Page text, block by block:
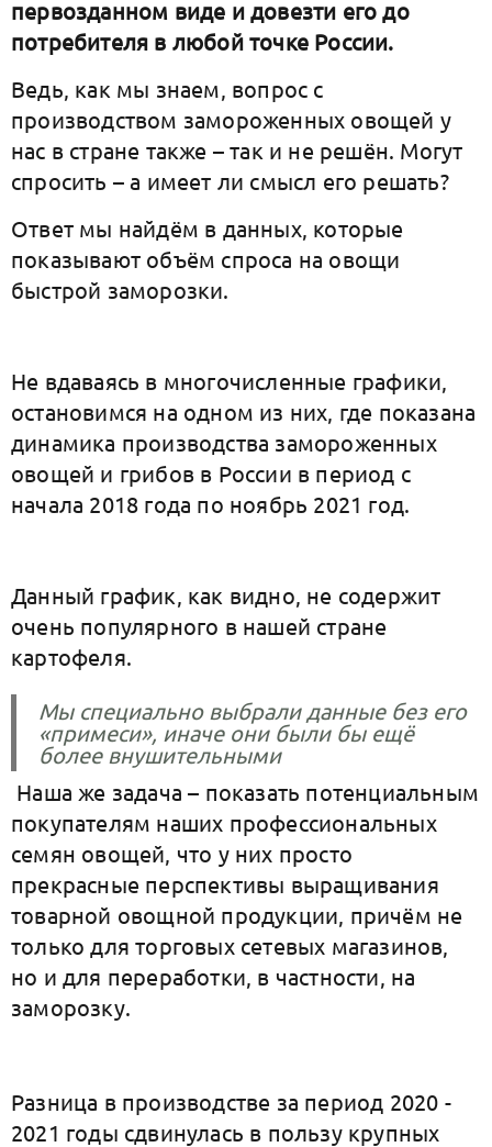
первозданном виде и довезти его до
потребителя в любой точке России.
Ведь, как мы знаем, вопрос с
производством замороженных овощей у
нас в стране также – так и не решён. Могут
спросить – а имеет ли смысл его решать?
Ответ мы найдём в данных, которые
показывают объём спроса на овощи
быстрой заморозки.
Не вдаваясь в многочисленные графики,
остановимся на одном из них, где показана
динамика производства замороженных
овощей и грибов в России в период с
начала 2018 года по ноябрь 2021 год.
Данный график, как видно, не содержит
очень популярного в нашей стране
картофеля.
Мы специально выбрали данные без его
«примеси», иначе они были бы ещё
более внушительными
Наша же задача – показать потенциальным
покупателям наших профессиональных
семян овощей, что у них просто
прекрасные перспективы выращивания
товарной овощной продукции, причём не
только для торговых сетевых магазинов,
но и для переработки, в частности, на
заморозку.
Разница в производстве за период 2020 -
2021 годы сдвинулась в пользу крупных